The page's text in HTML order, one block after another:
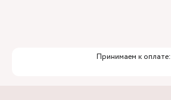
Принимаем к оплате: